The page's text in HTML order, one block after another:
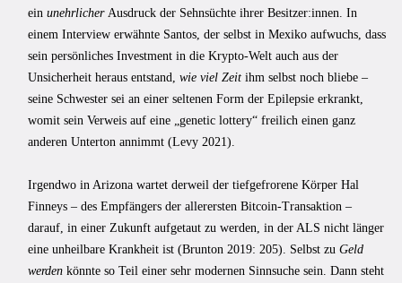
ein unehrlicher Ausdruck der Sehnsüchte ihrer Besitzer:innen. In
einem Interview erwähnte Santos, der selbst in Mexiko aufwuchs, dass
sein persönliches Investment in die Krypto-Welt auch aus der
Unsicherheit heraus entstand, wie viel Zeit ihm selbst noch bliebe –
seine Schwester sei an einer seltenen Form der Epilepsie erkrankt,
womit sein Verweis auf eine „genetic lottery“ freilich einen ganz
anderen Unterton annimmt (Levy 2021).
Irgendwo in Arizona wartet derweil der tiefgefrorene Körper Hal
Finneys – des Empfängers der allerersten Bitcoin-Transaktion –
darauf, in einer Zukunft aufgetaut zu werden, in der ALS nicht länger
eine unheilbare Krankheit ist (Brunton 2019: 205). Selbst zu Geld
werden könnte so Teil einer sehr modernen Sinnsuche sein. Dann steht